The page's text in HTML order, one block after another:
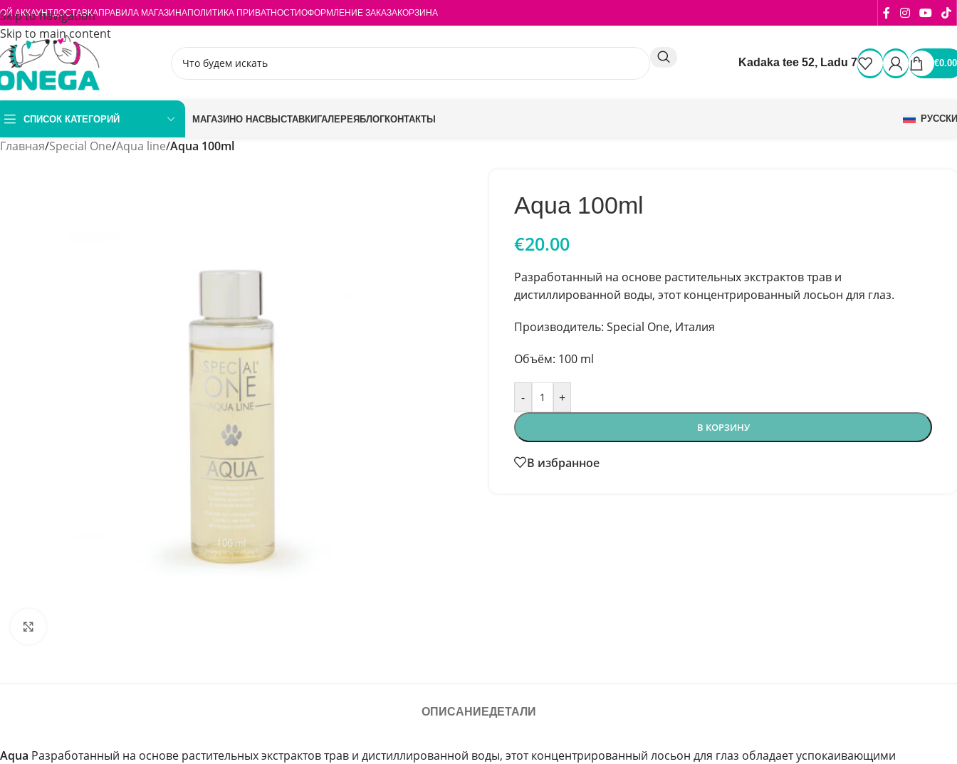
Skip to navigation
Skip to main content
АККАУНТДОСТАВКАПРАВИЛА МАГАЗИНАПОЛИТИКА ПРИВАТНОСТИОФОРМЛЕНИЕ ЗАКАЗАКОРЗИНА
Kadaka tee 52, Ladu 7 €0.00
СПИСОК КАТЕГОРИЙ МАГАЗИНО НАСВЫСТАВКИГАЛЕРЕЯБЛОГКОНТАКТЫ
Главная/Special One/Aqua line/Aqua 100ml
Aqua 100ml
€20.00
Разработанный на основе растительных экстрактов трав и
дистиллированной воды, этот концентрированный лосьон для глаз.
Производитель: Special One, Италия
Объём: 100 ml
- +
В КОРЗИНУ
В избранное
ОПИСАНИЕДЕТАЛИ
Aqua Разработанный на основе растительных экстрактов трав и дистиллированной воды, этот концентрированный лосьон для глаз обладает успокаивающими